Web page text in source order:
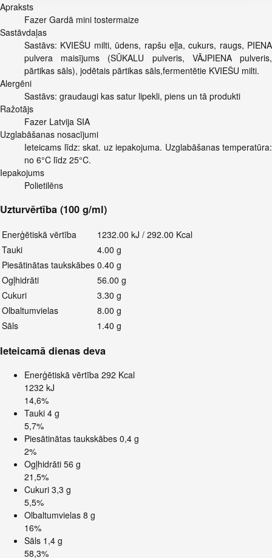
Apraksts
Fazer Gardā mini tostermaize
Sastāvdaļas
Sastāvs: KVIEŠU milti, ūdens, rapšu eļļa, cukurs, raugs, PIENA
pulvera maisījums (SŪKALU pulveris, VĀJPIENA pulveris,
pārtikas sāls), jodētais pārtikas sāls,fermentētie KVIEŠU milti.
Alergēni
Sastāvs: graudaugi kas satur lipekli, piens un tā produkti
Ražotājs
Fazer Latvija SIA
Uzglabāšanas nosacījumi
Ieteicams līdz: skat. uz iepakojuma. Uzglabāšanas temperatūra:
no 6°C līdz 25°C.
Iepakojums
Polietilēns
Uzturvērtība (100 g/ml)
Enerģētiskā vērtība
1232.00 kJ / 292.00 Kcal
Tauki
4.00 g
Piesātinātas taukskābes 0.40 g
Ogļhidrāti
56.00 g
Cukuri
3.30 g
Olbaltumvielas
8.00 g
Sāls
1.40 g
Ieteicamā dienas deva
Enerģētiskā vērtība 292 Kcal
1232 kJ
14,6%
Tauki 4 g
5,7%
Piesātinātas taukskābes 0,4 g
2%
Ogļhidrāti 56 g
21,5%
Cukuri 3,3 g
5,5%
Olbaltumvielas 8 g
16%
Sāls 1,4 g
58,3%